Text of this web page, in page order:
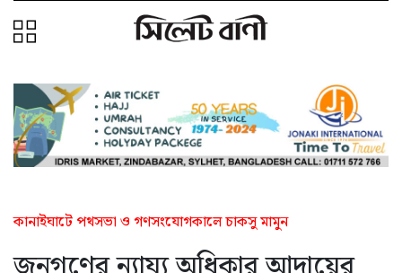
কানাইঘাটে পথসভা ও গণসংযোগকালে চাকসু মামুন